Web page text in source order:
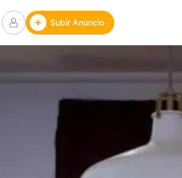
Subir Anuncio